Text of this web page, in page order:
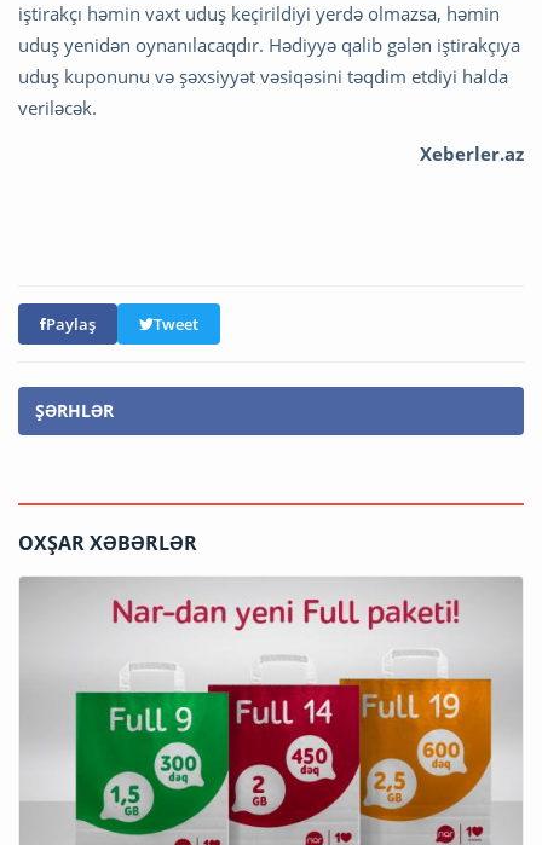
iştirakçı həmin vaxt uduş keçirildiyi yerdə olmazsa, həmin
uduş yenidən oynanılacaqdır. Hədiyyə qalib gələn iştirakçıya
uduş kuponunu və şəxsiyyət vəsiqəsini təqdim etdiyi halda
veriləcək.
Xeberler.az
Paylaş Tweet
ŞƏRHLƏR
OXŞAR XƏBƏRLƏR